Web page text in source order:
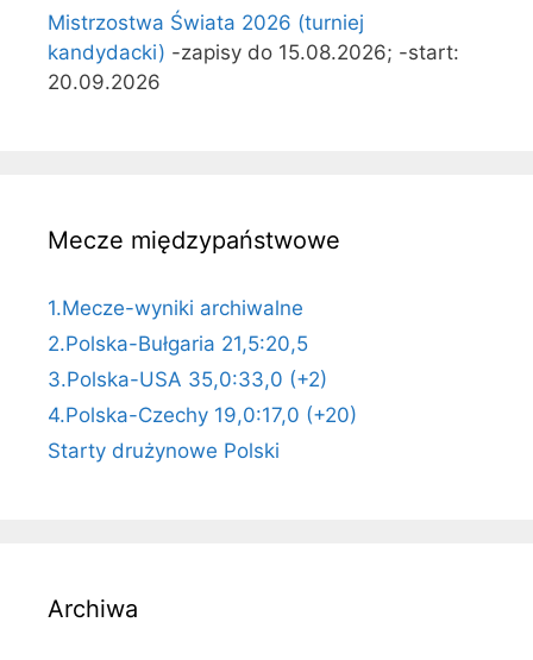
Mistrzostwa Świata 2026 (turniej
kandydacki) -zapisy do 15.08.2026; -start:
20.09.2026
Mecze międzypaństwowe
1.Mecze-wyniki archiwalne
2.Polska-Bułgaria 21,5:20,5
3.Polska-USA 35,0:33,0 (+2)
4.Polska-Czechy 19,0:17,0 (+20)
Starty drużynowe Polski
Archiwa